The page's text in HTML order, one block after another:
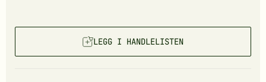
LEGG I HANDLELISTEN